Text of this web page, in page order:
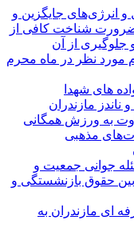
انرژی‌های جایگزین و
شناخت کافی از
جلوگیری از آن
مورد نظر در ماه محرم
های شهدا
مازندران
به ورزش همگانی
مذهبی
جوانی جمعیت و
حقوق بازنشستگی و
ای مازندران به